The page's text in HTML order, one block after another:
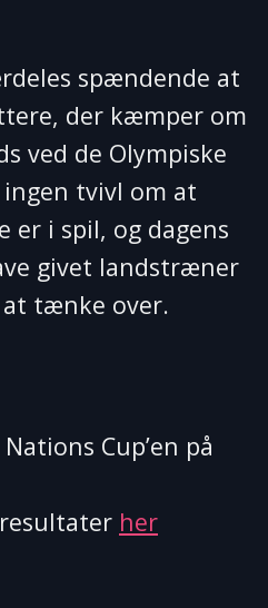
spændende at
der kæmper om
ved de Olympiske
ingen tvivl om at
er i spil, og dagens
givet landstræner
at tænke over.
Cup’en på
her